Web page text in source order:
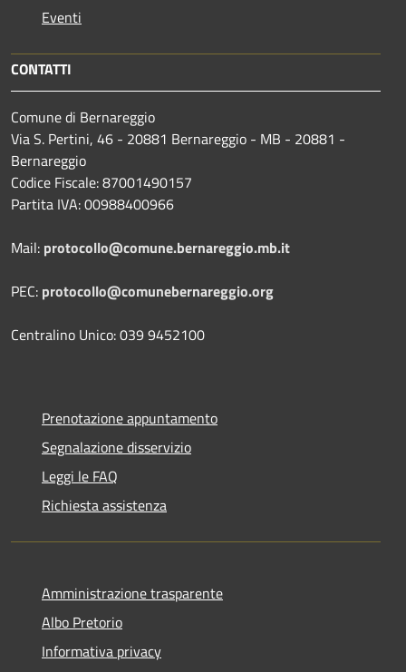
Eventi
CONTATTI
Comune di Bernareggio
Via S. Pertini, 46 - 20881 Bernareggio - MB - 20881 -
Bernareggio
Codice Fiscale: 87001490157
Partita IVA: 00988400966
Mail: protocollo@comune.bernareggio.mb.it
PEC: protocollo@comunebernareggio.org
Centralino Unico: 039 9452100
Prenotazione appuntamento
Segnalazione disservizio
Leggi le FAQ
Richiesta assistenza
Amministrazione trasparente
Albo Pretorio
Informativa privacy